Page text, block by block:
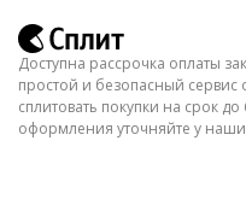
Доступна рассрочка оплаты
простой и безопасный
сплитовать покупки на срок
оформления уточняйте у